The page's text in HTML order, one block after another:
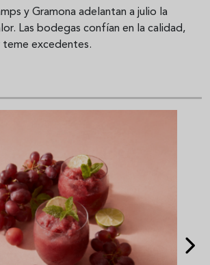
y Gramona adelantan a julio la
Las bodegas confían en la calidad,
excedentes.